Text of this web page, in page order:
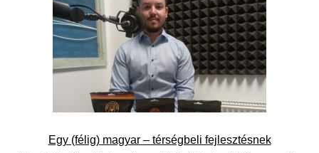
Egy (félig) magyar – térségbeli fejlesztésnek